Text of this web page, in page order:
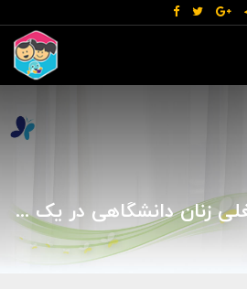
تغییرات جایگاه شغلی زنان دانشگاهی در یک دهه
تغییرات جایگاه شغلی زنان